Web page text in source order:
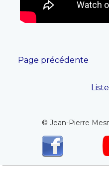
© Jean-Pierre
Page précédente